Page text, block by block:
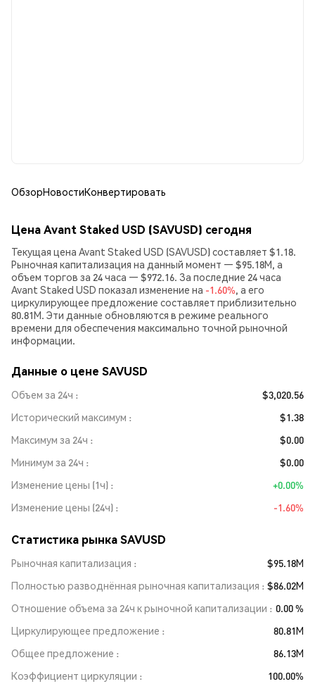
ОбзорНовостиКонвертировать
Цена Avant Staked USD (SAVUSD) сегодня
Текущая цена Avant Staked USD (SAVUSD) составляет $1.18.
Рыночная капитализация на данный момент — $95.18M, а
объем торгов за 24 часа — $972.16. За последние 24 часа
Avant Staked USD показал изменение на -1.60%, а его
циркулирующее предложение составляет приблизительно
80.81M. Эти данные обновляются в режиме реального
времени для обеспечения максимально точной рыночной
информации.
Данные о цене SAVUSD
Объем за 24ч
$3,020.56
Исторический максимум
$1.38
Максимум за 24ч
$0.00
Минимум за 24ч
$0.00
Изменение цены (1ч)
+0.00%
Изменение цены (24ч)
-1.60%
Статистика рынка SAVUSD
Рыночная капитализация
$95.18M
Полностью разводнённая рыночная капитализация
$86.02M
Отношение объема за 24ч к рыночной капитализации
0.00 %
Циркулирующее предложение
80.81M
Общее предложение
86.13M
Коэффициент циркуляции
100.00%